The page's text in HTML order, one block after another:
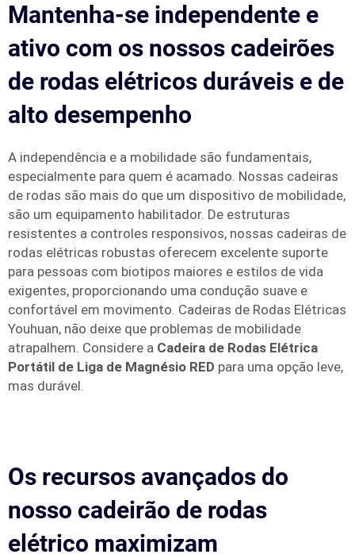
Mantenha-se independente e
ativo com os nossos cadeirões
de rodas elétricos duráveis e de
alto desempenho
A independência e a mobilidade são fundamentais,
especialmente para quem é acamado. Nossas cadeiras
de rodas são mais do que um dispositivo de mobilidade,
são um equipamento habilitador. De estruturas
resistentes a controles responsivos, nossas cadeiras de
rodas elétricas robustas oferecem excelente suporte
para pessoas com biotipos maiores e estilos de vida
exigentes, proporcionando uma condução suave e
confortável em movimento. Cadeiras de Rodas Elétricas
Youhuan, não deixe que problemas de mobilidade
atrapalhem. Considere a Cadeira de Rodas Elétrica
Portátil de Liga de Magnésio RED para uma opção leve,
mas durável.
Os recursos avançados do
nosso cadeirão de rodas
elétrico maximizam